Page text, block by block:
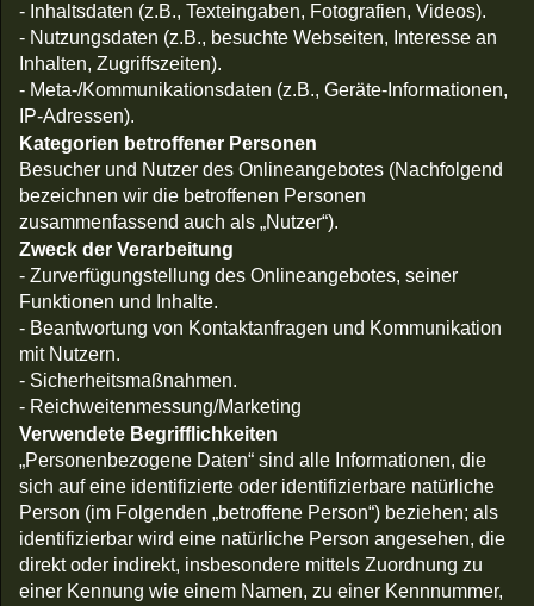
- Inhaltsdaten (z.B., Texteingaben, Fotografien, Videos).
- Nutzungsdaten (z.B., besuchte Webseiten, Interesse an
Inhalten, Zugriffszeiten).
- Meta-/Kommunikationsdaten (z.B., Geräte-Informationen,
IP-Adressen).
Kategorien betroffener Personen
Besucher und Nutzer des Onlineangebotes (Nachfolgend
bezeichnen wir die betroffenen Personen
zusammenfassend auch als „Nutzer“).
Zweck der Verarbeitung
- Zurverfügungstellung des Onlineangebotes, seiner
Funktionen und Inhalte.
- Beantwortung von Kontaktanfragen und Kommunikation
mit Nutzern.
- Sicherheitsmaßnahmen.
- Reichweitenmessung/Marketing
Verwendete Begrifflichkeiten
„Personenbezogene Daten“ sind alle Informationen, die
sich auf eine identifizierte oder identifizierbare natürliche
Person (im Folgenden „betroffene Person“) beziehen; als
identifizierbar wird eine natürliche Person angesehen, die
direkt oder indirekt, insbesondere mittels Zuordnung zu
einer Kennung wie einem Namen, zu einer Kennnummer,